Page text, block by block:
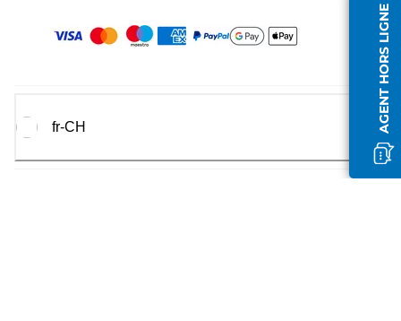
AGENT HORS LIGNE
fr-CH